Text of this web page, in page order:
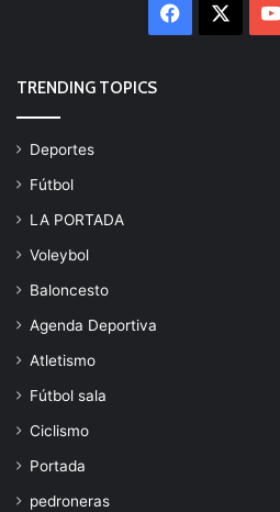
Facebook
TRENDING TOPICS
Deportes
Fútbol
LA PORTADA
Voleybol
Baloncesto
Agenda Deportiva
Atletismo
Fútbol sala
Ciclismo
Portada
pedroneras